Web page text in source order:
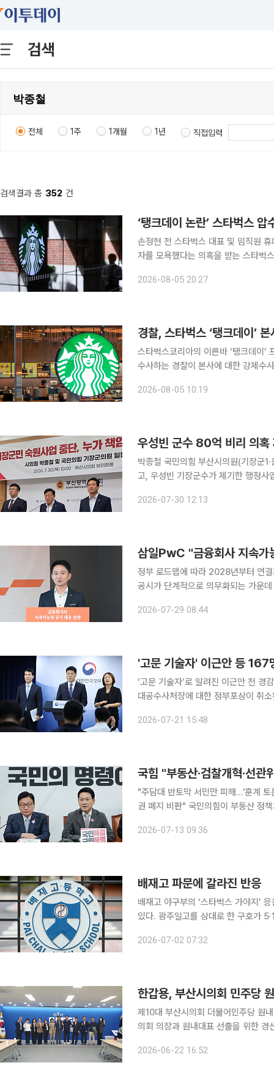
검색
전체 1주 1개월 1년 직접입력
검색결과 총 352 건
‘탱크데이 논란’ 스타벅스
손정현 전 스타벅스 대표 및 임직원 휴대전화 확보 ‘탱크데이’ 프로모션으
자를 모욕했다는 의혹을 받는 스타벅스 본사가 경
서울 강남구 역삼동 센터필드 빌딩 스
2026-08-05 20:27
경찰, 스타벅스 ‘탱크데이’
스타벅스코리아의 이른바 ‘탱크데이
수사하는 경찰이 본사에 대한 강제수
서울경찰청 광역수사단 공공범죄수
2026-08-05 10:19
우성빈 군수 80억 비리 의혹
박종철 국민의힘 부산시의원(기장군
고, 우성빈 기장군수가 제기한 행정사업 특혜 의혹을
치 공세'로 규정한 국민의힘 시의원
2026-07-30 12:13
삼일PwC "금융회사 지속가
정부 로드맵에 따라 2028년부터 연
공시가 단계적으로 의무화되는 가운
이 나온. 특히 기후 관련 위험과 기회
2026-07-29 08:44
'고문 기술자' 이근안 등 167
‘고문 기술자’로 알려진 이근안 전 경
대공수사처장에 대한 정부포상이 취소된다. 행안부는 21일 국무회의에서 이 같은 내용
△12·12 군사반란과 5·18 민주화운동
2026-07-21 15:48
국힘 "부동산·검찰개혁·선
"주담대 반토막 서민만 피해…'훈계
권 폐지 비판" 국민의힘이 부동산 정책과 검찰개혁, 중앙선거관리위원회 논란 등을 고리로 이재명
의에서 "결국 선관위가 또 선관위했
2026-07-13 09:36
배재고 파문에 갈라진 반응
배재고 야구부의 ‘스타벅스 가야지’
있다. 광주일고를 상대로 한 구호가
면 일각에서는 미성년 학생 선수들에
2026-07-02 07:32
한갑용, 부산시의회 민주당
제10대 부산시의회 더불어민주당 원내대표
의회 의장과 원내대표 선출을 위한 경
게 되면서 향후 시정 견제와 협치를
2026-06-22 16:52